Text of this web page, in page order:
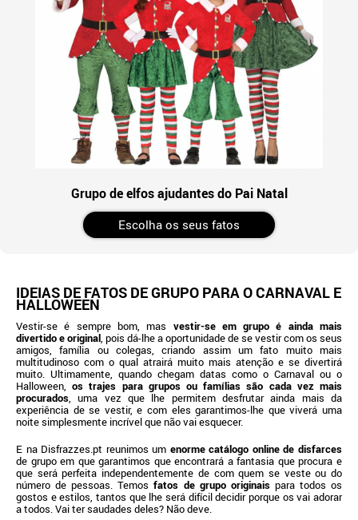
Grupo de elfos ajudantes do Pai Natal
Escolha os seus fatos
IDEIAS DE FATOS DE GRUPO PARA O CARNAVAL E
HALLOWEEN
Vestir-se é sempre bom, mas vestir-se em grupo é ainda mais
divertido e original, pois dá-lhe a oportunidade de se vestir com os seus
amigos, família ou colegas, criando assim um fato muito mais
multitudinoso com o qual atrairá muito mais atenção e se divertirá
muito. Ultimamente, quando chegam datas como o Carnaval ou o
Halloween,os trajes para grupos ou famílias são cada vez mais
procurados, uma vez que lhe permitem desfrutar ainda mais da
experiência de se vestir, e com eles garantimos-lhe que viverá uma
noite simplesmente incrível que não vai esquecer.
E na Disfrazzes.pt reunimos um enorme catálogo online de disfarces
de grupo em que garantimos que encontrará a fantasia que procura e
que será perfeita independentemente de com quem se veste ou do
número de pessoas. Temosfatos de grupo originaispara todos os
gostos e estilos, tantos que lhe será difícil decidir porque os vai adorar
a todos. Vai ter saudades deles? Não deve.